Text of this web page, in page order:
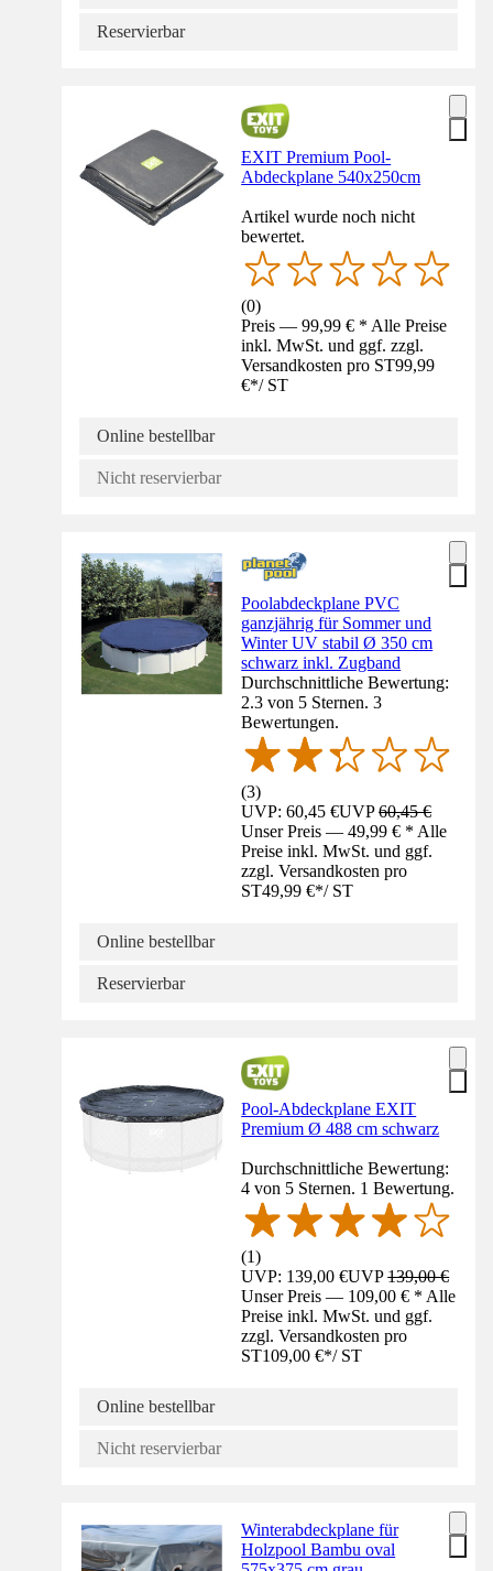
Reservierbar
EXIT Premium Pool-
Abdeckplane 540x250cm
Artikel wurde noch nicht
bewertet.
(0)
Preis — 99,99 € * Alle Preise
inkl. MwSt. und ggf. zzgl.
Versandkosten pro ST99,99
€*/ ST
Online bestellbar
Nicht reservierbar
Poolabdeckplane PVC
ganzjährig für Sommer und
Winter UV stabil Ø 350 cm
schwarz inkl. Zugband
Durchschnittliche Bewertung:
2.3 von 5 Sternen. 3
Bewertungen.
(3)
UVP: 60,45 €UVP60,45 €
Unser Preis — 49,99 € * Alle
Preise inkl. MwSt. und ggf.
zzgl. Versandkosten pro
ST49,99 €*/ ST
Online bestellbar
Reservierbar
Pool-Abdeckplane EXIT
Premium Ø 488 cm schwarz
Durchschnittliche Bewertung:
4 von 5 Sternen. 1 Bewertung.
(1)
UVP: 139,00 €UVP139,00 €
Unser Preis — 109,00 € * Alle
Preise inkl. MwSt. und ggf.
zzgl. Versandkosten pro
ST109,00 €*/ ST
Online bestellbar
Nicht reservierbar
Winterabdeckplane für
Holzpool Bambu oval